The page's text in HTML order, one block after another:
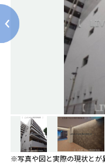
※写真や図と実際の現状とが